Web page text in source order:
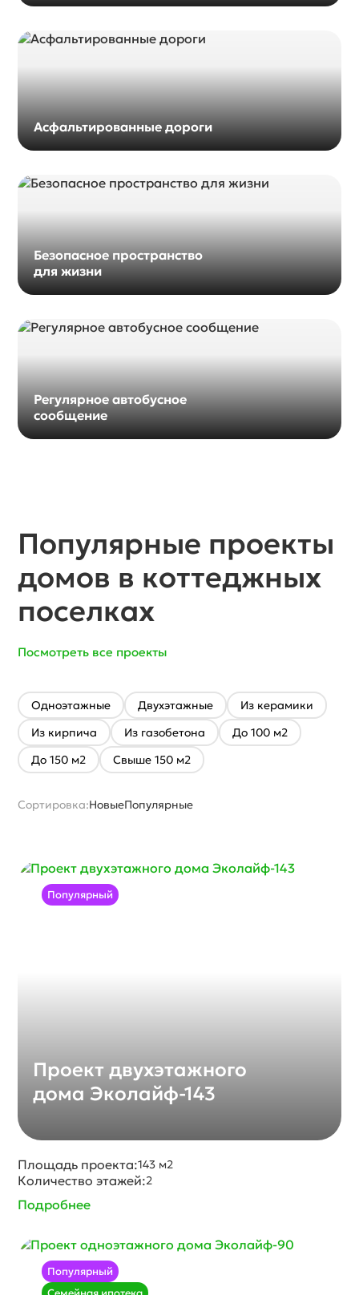
Асфальтированные дороги
Безопасное пространство
для жизни
Регулярное автобусное
сообщение
Популярные проекты
домов в коттеджных
поселках
Посмотреть все проекты
Одноэтажные Двухэтажные
Из керамики
Из кирпича
Из газобетона
До 100 м2
До 150 м2
Свыше 150 м2
Сортировка:НовыеПопулярные
Популярный
Проект двухэтажного
дома Эколайф-143
Площадь проекта:143 м2
Количество этажей:2
Подробнее
Популярный